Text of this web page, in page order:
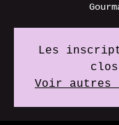
Les
Voir autres